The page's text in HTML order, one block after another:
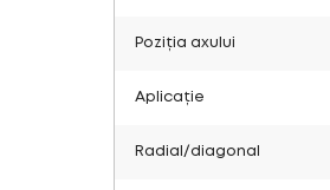
Poziția axului
Aplicație
Radial/diagonal